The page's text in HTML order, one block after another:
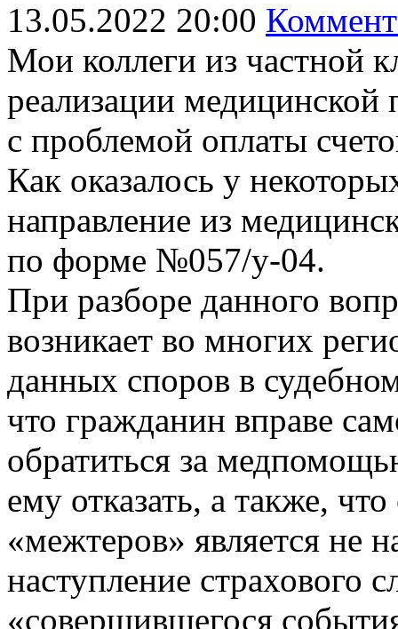
13.05.2022 20:00
Мои коллеги из частной
реализации
с проблемой оплаты
Как оказалось у
направление из
по форме №057/у-04.
При разборе данного
возникает во многих
данных споров в
что гражданин вправе
обратиться за
ему отказать, а также,
«межтеров» является не
наступление страхового
«совершившегося